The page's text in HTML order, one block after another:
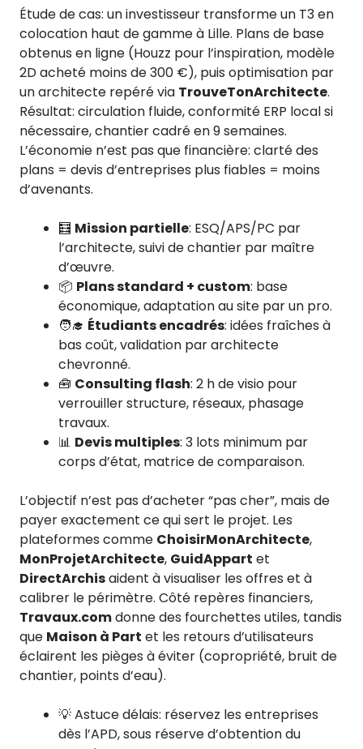
Étude de cas: un investisseur transforme un T3 en
colocation haut de gamme à Lille. Plans de base
obtenus en ligne (Houzz pour l’inspiration, modèle
2D acheté moins de 300 €), puis optimisation par
un architecte repéré via TrouveTonArchitecte.
Résultat: circulation fluide, conformité ERP local si
nécessaire, chantier cadré en 9 semaines.
L’économie n’est pas que financière: clarté des
plans = devis d’entreprises plus fiables = moins
d’avenants.
🧮 Mission partielle: ESQ/APS/PC par
l’architecte, suivi de chantier par maître
d’œuvre.
📦 Plans standard + custom: base
économique, adaptation au site par un pro.
🧑‍🎓 Étudiants encadrés: idées fraîches à
bas coût, validation par architecte
chevronné.
🧰 Consulting flash: 2 h de visio pour
verrouiller structure, réseaux, phasage
travaux.
📊 Devis multiples: 3 lots minimum par
corps d’état, matrice de comparaison.
L’objectif n’est pas d’acheter “pas cher”, mais de
payer exactement ce qui sert le projet. Les
plateformes comme ChoisirMonArchitecte,
MonProjetArchitecte, GuidAppart et
DirectArchisaident à visualiser les offres et à
calibrer le périmètre. Côté repères financiers,
Travaux.comdonne des fourchettes utiles, tandis
que Maison à Part et les retours d’utilisateurs
éclairent les pièges à éviter (copropriété, bruit de
chantier, points d’eau).
💡 Astuce délais: réservez les entreprises
dès l’APD, sous réserve d’obtention du